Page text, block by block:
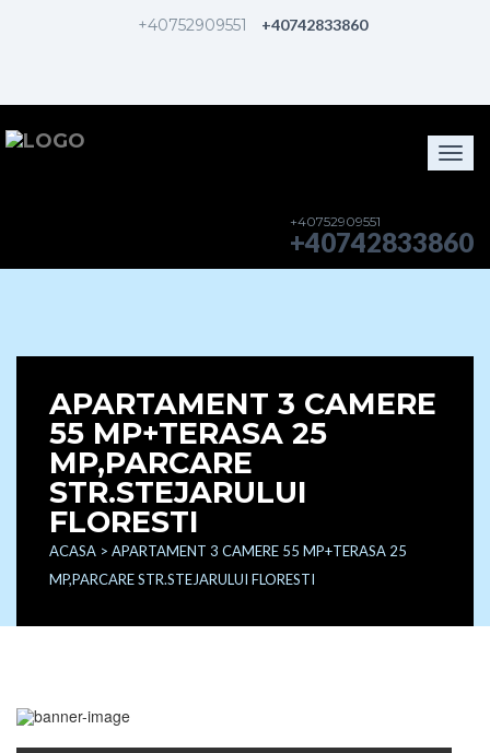
+40752909551 +40742833860
+40752909551
+40742833860
APARTAMENT 3 CAMERE
55 MP+TERASA 25
MP,PARCARE
STR.STEJARULUI
FLORESTI
ACASA > APARTAMENT 3 CAMERE 55 MP+TERASA 25
MP,PARCARE STR.STEJARULUI FLORESTI